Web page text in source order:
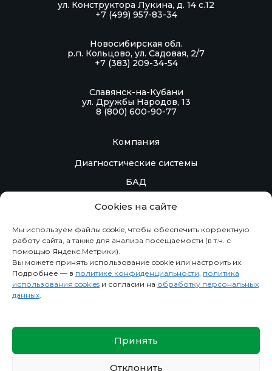
Cookies на сайте
Мы используем файлы cookie, чтобы обеспечить корректную
работу сайта, а также для анализа посещаемости (в т.ч. с
помощью Яндекс.Метрики).
Вы можете принять использование cookie или настроить их.
Подробнее — в политике конфиденциальности, политика
использования cookies и согласии на обработку персональных
данных.
Принять
Отклонить
Компания
Диагностические системы
БАД
Контакты
Информация
Новости
ул. Конструктора Лукина, д. 14 с.12
+7 (499) 957-83-34
Новосибирская обл.
р.п. Кольцово, ул. Садовая, 2/7
+7 (383) 209-34-54
Славянск-на-Кубани
ул. Дружбы Народов, 13
8 (800) 600-90-77